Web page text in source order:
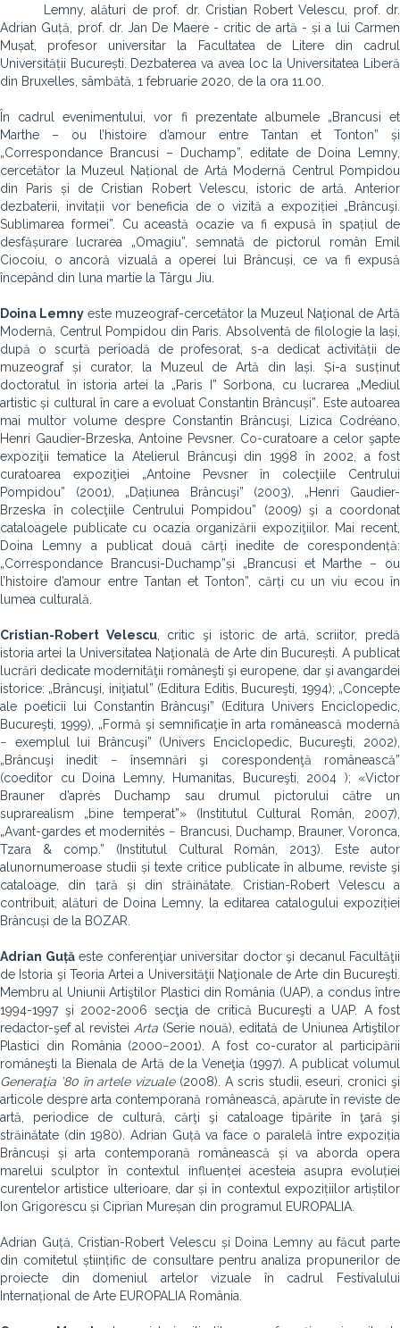
Lemny, alături de prof. dr. Cristian Robert Velescu, prof. dr.
Adrian Guță, prof. dr. Jan De Maere - critic de artă - și a lui Carmen
Mușat, profesor universitar la Facultatea de Litere din cadrul
Universității București.
Dezbaterea va avea loc la Universitatea Liberă
din Bruxelles, sâmbătă, 1 februarie 2020, de la ora 11.00.
În cadrul evenimentului, vor fi prezentate albumele „Brancusi et
Marthe – ou l’histoire d’amour entre Tantan et Tonton” și
„Correspondance Brancusi – Duchamp”, editate de Doina Lemny,
cercetător la Muzeul Național de Artă Modernă Centrul Pompidou
din Paris și de Cristian Robert Velescu, istoric de artă. Anterior
dezbaterii, invitații vor beneficia de o vizită a expoziției „Brâncuşi.
Sublimarea formei”. Cu această ocazie va fi expusă în spațiul de
desfășurare lucrarea „Omagiu”, semnată de pictorul român Emil
Ciocoiu, o ancoră vizuală a operei lui Brâncuși, ce va fi expusă
începând din luna martie la Târgu Jiu.
Doina Lemny este muzeograf-cercetător la Muzeul Naţional de Artă
Modernă, Centrul Pompidou din Paris. Absolventă de filologie la Iași,
după o scurtă perioadă de profesorat, s-a dedicat activității de
muzeograf și curator, la Muzeul de Artă din Iași. Și-a susținut
doctoratul în istoria artei la „Paris I” Sorbona, cu lucrarea „Mediul
artistic și cultural în care a evoluat Constantin Brâncuși”. Este autoarea
mai multor volume despre Constantin Brâncuşi, Lizica Codréano,
Henri Gaudier-Brzeska, Antoine Pevsner. Co-curatoare a celor şapte
expoziţii tematice la Atelierul Brâncuşi din 1998 în 2002, a fost
curatoarea expoziţiei „Antoine Pevsner în colecţiile Centrului
Pompidou” (2001), „Dațiunea Brâncuşi” (2003), „Henri Gaudier-
Brzeska în colecţiile Centrului Pompidou” (2009) şi a coordonat
cataloagele publicate cu ocazia organizării expoziţiilor. Mai recent,
Doina Lemny a publicat două cărți inedite de corespondență:
„Correspondance Brancusi-Duchamp”și „Brancusi et Marthe – ou
l’histoire d’amour entre Tantan et Tonton”, cărți cu un viu ecou în
lumea culturală.
Cristian-Robert Velescu, critic şi istoric de artă, scriitor, predă
istoria artei la Universitatea Naţională de Arte din București. A publicat
lucrări dedicate modernităţii româneşti şi europene, dar şi avangardei
istorice: „Brâncuşi, iniţiatul” (Editura Editis, Bucureşti, 1994); „Concepte
ale poeticii lui Constantin Brâncuşi” (Editura Univers Enciclopedic,
Bucureşti, 1999), „Formă şi semnificaţie în arta românească modernă
− exemplul lui Brâncuşi” (Univers Enciclopedic, Bucureşti, 2002),
„Brâncuşi inedit − însemnări şi corespondenţă românească”
(coeditor cu Doina Lemny, Humanitas, Bucureşti, 2004 ); «Victor
Brauner d’après Duchamp sau drumul pictorului către un
suprarealism „bine temperat”» (Institutul Cultural Român, 2007),
„Avant-gardes et modernités − Brancusi, Duchamp, Brauner, Voronca,
Tzara & comp.” (Institutul Cultural Român, 2013). Este autor
alunornumeroase studii și texte critice publicate în albume, reviste şi
cataloage, din țară și din străinătate. Cristian-Robert Velescu a
contribuit, alături de Doina Lemny, la editarea catalogului expoziției
Brâncuși de la BOZAR.
Adrian Guțăeste conferenţiar universitar doctor şi decanul Facultăţii
de Istoria şi Teoria Artei a Universităţii Naţionale de Arte din Bucureşti.
Membru al Uniunii Artiştilor Plastici din România (UAP), a condus între
1994-1997 şi 2002-2006 secţia de critică Bucureşti a UAP. A fost
redactor-şef al revistei Arta (Serie nouă), editată de Uniunea Artiştilor
Plastici din România (2000−2001). A fost co-curator al participării
româneşti la Bienala de Artă de la Veneţia (1997). A publicat volumul
Generaţia ’80 în artele vizuale(2008). A scris studii, eseuri, cronici şi
articole despre arta contemporană românească, apărute în reviste de
artă, periodice de cultură, cărţi şi cataloage tipărite în ţară şi
străinătate (din 1980). Adrian Guță va face o paralelă între expoziția
Brâncuși și arta contemporană românească și va aborda opera
marelui sculptor în contextul influenței acesteia asupra evoluției
curentelor artistice ulterioare, dar și în contextul expozițiilor artiștilor
Ion Grigorescu și Ciprian Mureșan din programul EUROPALIA.
Adrian Guță, Cristian-Robert Velescu și Doina Lemny au făcut parte
din comitetul științific de consultare pentru analiza propunerilor de
proiecte din domeniul artelor vizuale în cadrul Festivalului
Internațional de Arte EUROPALIA România.